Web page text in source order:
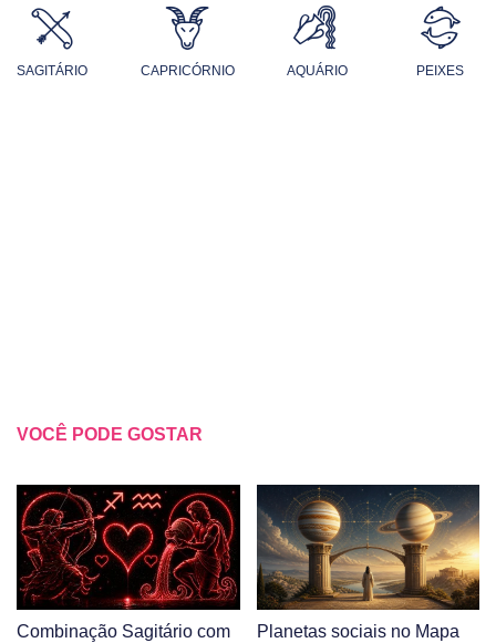
SAGITÁRIO CAPRICÓRNIO AQUÁRIO PEIXES
VOCÊ PODE GOSTAR
Combinação Sagitário com
Planetas sociais no Mapa